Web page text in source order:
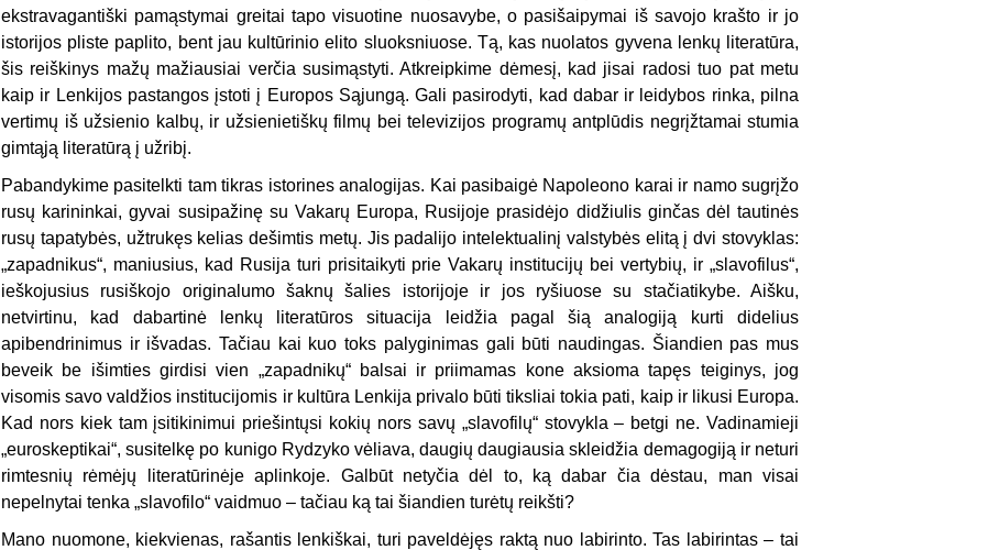
ekstravagantiški pamąstymai greitai tapo visuotine nuosavybe, o pasišaipymai iš savojo krašto ir jo
istorijos pliste paplito, bent jau kultūrinio elito sluoksniuose. Tą, kas nuolatos gyvena lenkų literatūra,
šis reiškinys mažų mažiausiai verčia susimąstyti. Atkreipkime dėmesį, kad jisai radosi tuo pat metu
kaip ir Lenkijos pastangos įstoti į Europos Sąjungą. Gali pasirodyti, kad dabar ir leidybos rinka, pilna
vertimų iš užsienio kalbų, ir užsienietiškų filmų bei televizijos programų antplūdis negrįžtamai stu­mia
gimtąją literatūrą į užribį.
Pabandykime pasitelkti tam tikras istorines analogijas. Kai pasibaigė Napo­leono karai ir namo sugrįžo
rusų karininkai, gyvai susipažinę su Vakarų Europa, Rusijoje prasidėjo didžiulis ginčas dėl tautinės
rusų tapatybės, užtrukęs kelias dešimtis metų. Jis padalijo intelektualinį valstybės elitą į dvi stovyklas:
„zapadnikus“, maniusius, kad Rusija turi prisitaikyti prie Vakarų institucijų bei verty­bių, ir „slavofilus“,
ieškojusius rusiškojo originalumo šaknų šalies istorijoje ir jos ryšiuose su stačiatikybe. Aišku,
netvirtinu, kad dabartinė lenkų literatūros situacija leidžia pagal šią analogiją kurti didelius
apibendrinimus ir išvadas. Tačiau kai kuo toks palyginimas gali būti naudingas. Šiandien pas mus
beveik be išimties girdisi vien „zapadnikų“ balsai ir priimamas kone aksioma tapęs teiginys, jog
visomis savo valdžios institucijomis ir kultūra Lenkija privalo būti tiksliai tokia pati, kaip ir likusi Europa.
Kad nors kiek tam įsitikinimui priešin­tųsi kokių nors savų „slavofilų“ stovykla – betgi ne. Vadinamieji
„euroskeptikai“, susitelkę po kunigo Rydzyko vėliava, daugių daugiausia skleidžia demagogiją ir neturi
rimtesnių rėmėjų literatūrinėje aplinkoje. Galbūt netyčia dėl to, ką dabar čia dėstau, man visai
nepelnytai tenka „slavofilo“ vaidmuo – tačiau ką tai šian­dien turėtų reikšti?
Mano nuomone, kiekvienas, rašantis lenkiškai, turi paveldėjęs raktą nuo labirinto. Tas labirintas – tai